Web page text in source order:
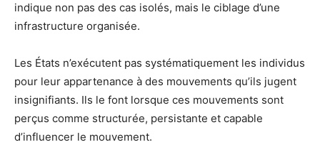
indique non pas des cas isolés, mais le ciblage d’une
infrastructure organisée.
Les États n’exécutent pas systématiquement les individus
pour leur appartenance à des mouvements qu’ils jugent
insignifiants. Ils le font lorsque ces mouvements sont
perçus comme structurée, persistante et capable
d’influencer le mouvement.